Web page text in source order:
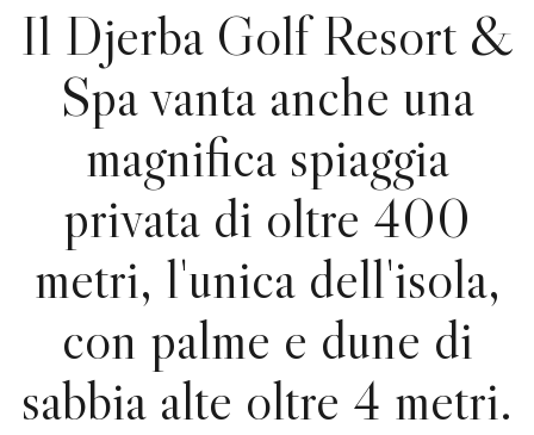
Il Djerba Golf Resort &
Spa vanta anche una
magnifica spiaggia
privata di oltre 400
metri, l'unica dell'isola,
con palme e dune di
sabbia alte oltre 4 metri.